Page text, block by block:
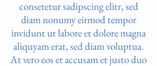
consetetur sadipscing elitr, sed
diam nonumy eirmod tempor
invidunt ut labore et dolore magna
aliquyam erat, sed diam voluptua.
At vero eos et accusam et justo duo